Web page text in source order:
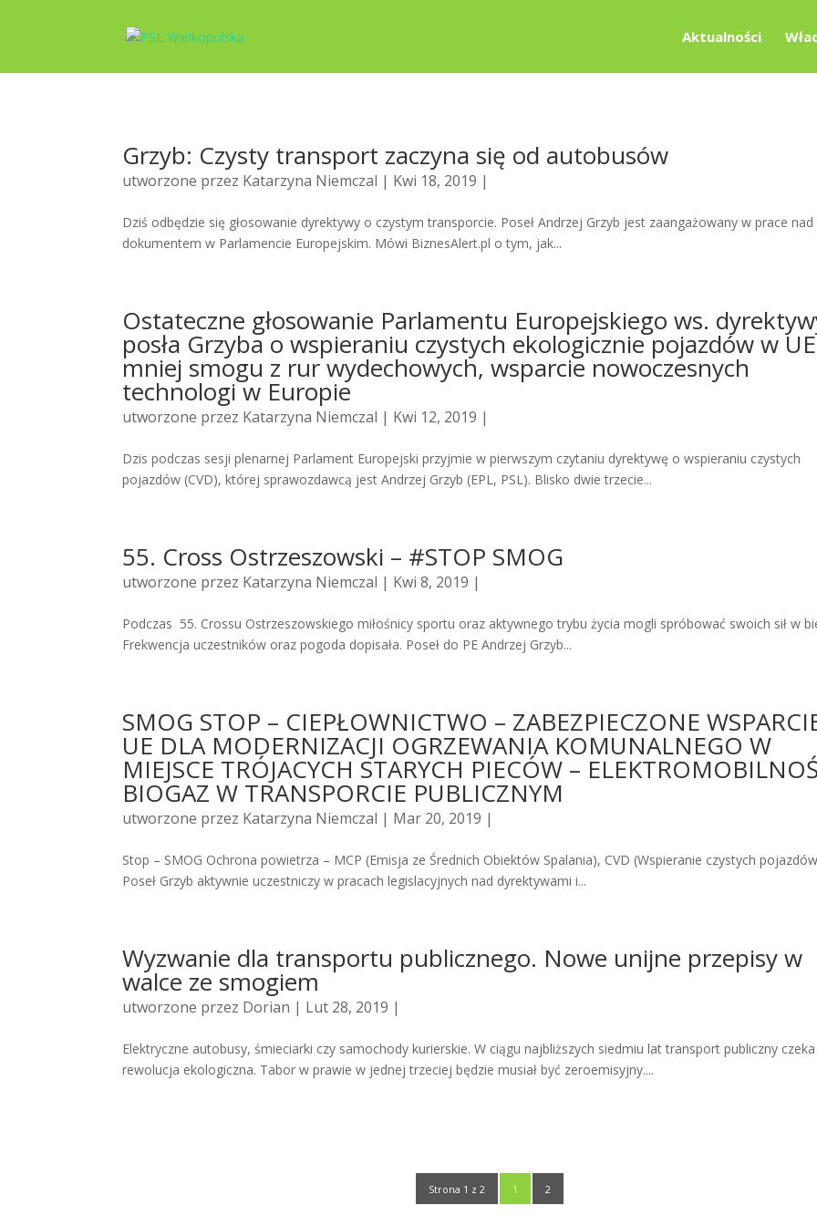
Aktualności
Grzyb: Czysty transport zaczyna się od autobusów
utworzone przez Katarzyna Niemczal | Kwi 18, 2019 |
Dziś odbędzie się głosowanie dyrektywy o czystym transporcie. Poseł Andrzej Grzyb jest zaangażowany w prace
dokumentem w Parlamencie Europejskim. Mówi BiznesAlert.pl o tym, jak...
Ostateczne głosowanie Parlamentu Europejskiego ws.
posła Grzyba o wspieraniu czystych ekologicznie pojazdów w
mniej smogu z rur wydechowych, wsparcie nowoczesnych
technologi w Europie
utworzone przez Katarzyna Niemczal | Kwi 12, 2019 |
Dzis podczas sesji plenarnej Parlament Europejski przyjmie w pierwszym czytaniu dyrektywę o wspieraniu czystych
pojazdów (CVD), której sprawozdawcą jest Andrzej Grzyb (EPL, PSL). Blisko dwie trzecie...
55. Cross Ostrzeszowski – #STOP SMOG
utworzone przez Katarzyna Niemczal | Kwi 8, 2019 |
Podczas 55. Crossu Ostrzeszowskiego miłośnicy sportu oraz aktywnego trybu życia mogli spróbować swoich sił w
Frekwencja uczestników oraz pogoda dopisała. Poseł do PE Andrzej Grzyb...
SMOG STOP – CIEPŁOWNICTWO – ZABEZPIECZONE
UE DLA MODERNIZACJI OGRZEWANIA KOMUNALNEGO W
MIEJSCE TRÓJACYCH STARYCH PIECÓW –
BIOGAZ W TRANSPORCIE PUBLICZNYM
utworzone przez Katarzyna Niemczal | Mar 20, 2019 |
Stop – SMOG Ochrona powietrza – MCP (Emisja ze Średnich Obiektów Spalania), CVD (Wspieranie czystych
Poseł Grzyb aktywnie uczestniczy w pracach legislacyjnych nad dyrektywami i...
Wyzwanie dla transportu publicznego. Nowe unijne przepisy w
walce ze smogiem
utworzone przez Dorian | Lut 28, 2019 |
Elektryczne autobusy, śmieciarki czy samochody kurierskie. W ciągu najbliższych siedmiu lat transport publiczny czeka
rewolucja ekologiczna. Tabor w prawie w jednej trzeciej będzie musiał być zeroemisyjny....
Strona 1 z 2 1 2